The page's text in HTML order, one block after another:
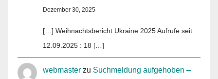
Dezember 30, 2025
[…] Weihnachtsbericht Ukraine 2025 Aufrufe seit
12.09.2025 : 18 […]
webmaster zu Suchmeldung aufgehoben –